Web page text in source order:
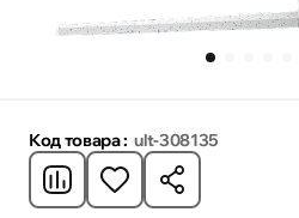
Код товара : ult-308135